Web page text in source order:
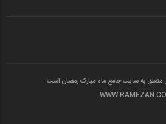
متعلق به سایت جامع ماه مبارک رمضان است